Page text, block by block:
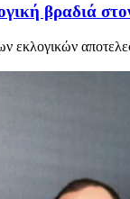
βραδιά
εκλογικών